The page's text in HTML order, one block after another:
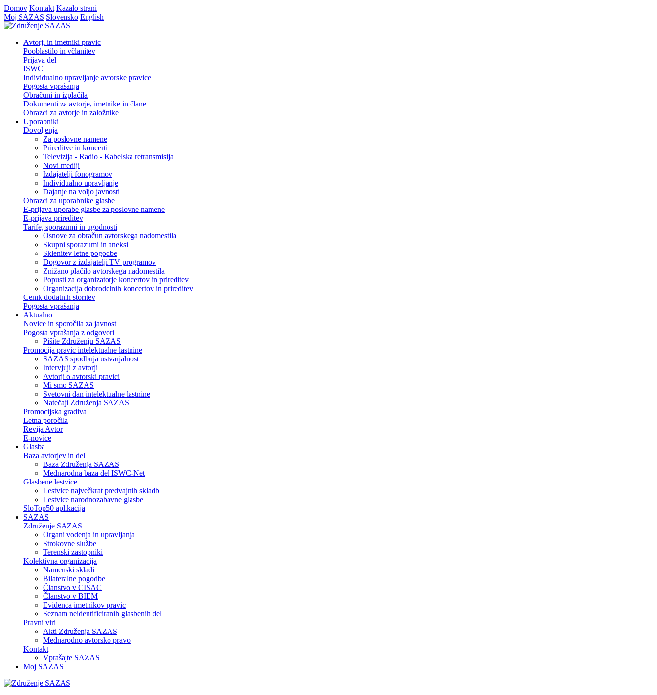
Domov Kontakt Kazalo strani
Moj SAZAS Slovensko English
Avtorji in imetniki pravic
Pooblastilo in včlanitev
Prijava del
ISWC
Individualno upravljanje avtorske pravice
Pogosta vprašanja
Obračuni in izplačila
Dokumenti za avtorje, imetnike in člane
Obrazci za avtorje in založnike
Uporabniki
Dovoljenja
Za poslovne namene
Prireditve in koncerti
Televizija - Radio - Kabelska retransmisija
Novi mediji
Izdajatelji fonogramov
Individualno upravljanje
Dajanje na voljo javnosti
Obrazci za uporabnike glasbe
E-prijava uporabe glasbe za poslovne namene
E-prijava prireditev
Tarife, sporazumi in ugodnosti
Osnove za obračun avtorskega nadomestila
Skupni sporazumi in aneksi
Sklenitev letne pogodbe
Dogovor z izdajatelji TV programov
Znižano plačilo avtorskega nadomestila
Popusti za organizatorje koncertov in prireditev
Organizacija dobrodelnih koncertov in prireditev
Cenik dodatnih storitev
Pogosta vprašanja
Aktualno
Novice in sporočila za javnost
Pogosta vprašanja z odgovori
Pišite Združenju SAZAS
Promocija pravic intelektualne lastnine
SAZAS spodbuja ustvarjalnost
Intervjuji z avtorji
Avtorji o avtorski pravici
Mi smo SAZAS
Svetovni dan intelektualne lastnine
Natečaji Združenja SAZAS
Promocijska gradiva
Letna poročila
Revija Avtor
E-novice
Glasba
Baza avtorjev in del
Baza Združenja SAZAS
Mednarodna baza del ISWC-Net
Glasbene lestvice
Lestvice največkrat predvajnih skladb
Lestvice narodnozabavne glasbe
SloTop50 aplikacija
SAZAS
Združenje SAZAS
Organi vodenja in upravljanja
Strokovne službe
Terenski zastopniki
Kolektivna organizacija
Namenski skladi
Bilateralne pogodbe
Članstvo v CISAC
Članstvo v BIEM
Evidenca imetnikov pravic
Seznam neidentificiranih glasbenih del
Pravni viri
Akti Združenja SAZAS
Mednarodno avtorsko pravo
Kontakt
Vprašajte SAZAS
Moj SAZAS